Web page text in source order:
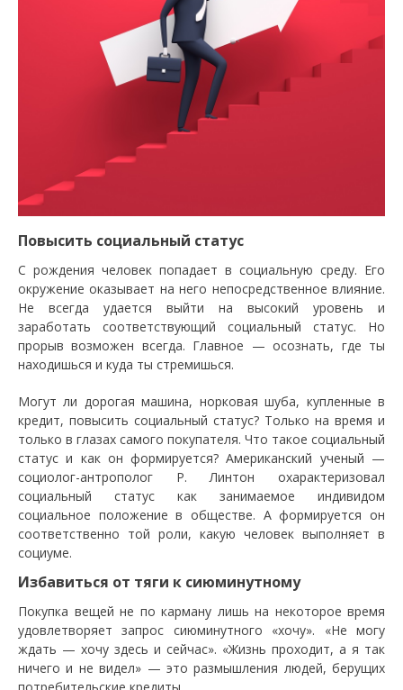
Повысить социальный статус
С рождения человек попадает в социальную среду. Его
окружение оказывает на него непосредственное влияние.
Не всегда удается выйти на высокий уровень и
заработать соответствующий социальный статус. Но
прорыв возможен всегда. Главное — осознать, где ты
находишься и куда ты стремишься.
Могут ли дорогая машина, норковая шуба, купленные в
кредит, повысить социальный статус? Только на время и
только в глазах самого покупателя. Что такое социальный
статус и как он формируется? Американский ученый —
социолог-антрополог Р. Линтон охарактеризовал
социальный статус как занимаемое индивидом
социальное положение в обществе. А формируется он
соответственно той роли, какую человек выполняет в
социуме.
Избавиться от тяги к сиюминутному
Покупка вещей не по карману лишь на некоторое время
удовлетворяет запрос сиюминутного «хочу». «Не могу
ждать — хочу здесь и сейчас». «Жизнь проходит, а я так
ничего и не видел» — это размышления людей, берущих